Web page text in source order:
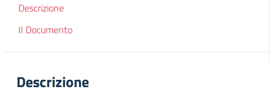
Descrizione
Il Documento
Descrizione